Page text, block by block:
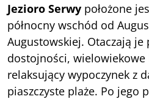
Jezioro Serwy położone
północny wschód od
Augustowskiej. Otaczają je
dostojności, wielowiekowe
relaksujący wypoczynek z
piaszczyste plaże. Po jego